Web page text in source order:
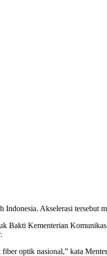
Akselerasi tersebut
Bakti Kementerian
optik nasional,” kata